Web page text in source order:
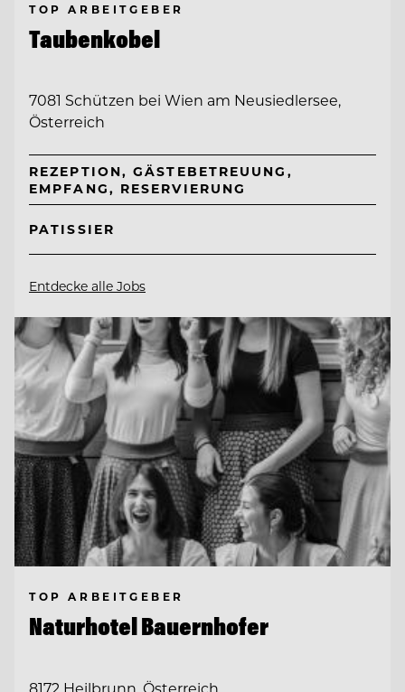
TOP ARBEITGEBER
Taubenkobel
7081 Schützen bei Wien am Neusiedlersee,
Österreich
REZEPTION, GÄSTEBETREUUNG,
EMPFANG, RESERVIERUNG
PATISSIER
Entdecke alle Jobs
TOP ARBEITGEBER
Naturhotel Bauernhofer
8172 Heilbrunn, Österreich